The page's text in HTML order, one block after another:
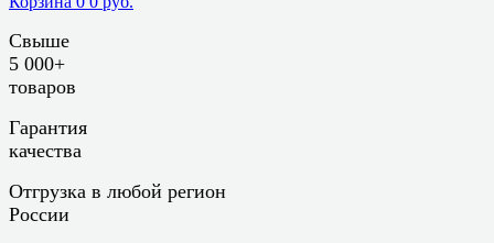
Свыше
5 000+
товаров
Гарантия
качества
Отгрузка в любой регион
России